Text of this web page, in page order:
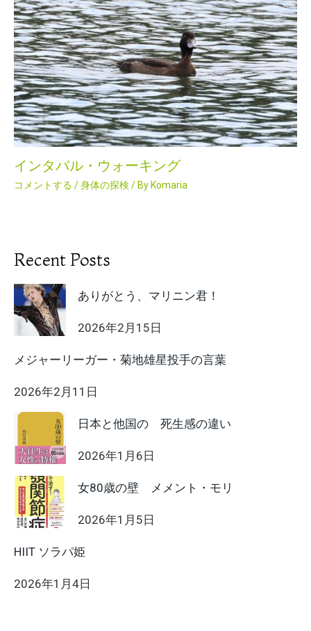
インタバル・ウォーキング
コメントする /身体の探検 / By Komaria
Recent Posts
ありがとう、マリニン君！
2026年2月15日
メジャーリーガー・菊地雄星投手の言葉
2026年2月11日
日本と他国の 死生感の違い
2026年1月6日
女80歳の壁 メメント・モリ
2026年1月5日
HIIT ソラパ姫
2026年1月4日